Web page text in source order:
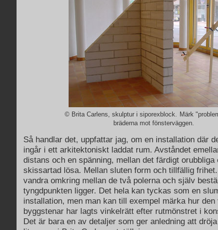
© Brita Carlens, skulptur i siporexblock. Märk
bräderna mot fönsterväggen.
Så handlar det, uppfattar jag, om en installation där
ingår i ett arkitektoniskt laddat rum. Avståndet
distans och en spänning, mellan det färdigt orubbliga
skissartad lösa. Mellan sluten form och tillfällig
vandra omkring mellan de två polerna och själv
tyngdpunkten ligger. Det hela kan tyckas som en
installation, men man kan till exempel märka hur
byggstenar har lagts vinkelrätt efter rutmönstret i
Det är bara en av detaljer som ger anledning att